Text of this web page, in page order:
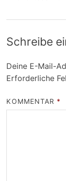
Schreibe
Deine E-Mail-
Erforderliche
KOMMENTAR *